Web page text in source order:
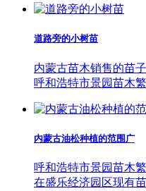
道路旁的小树苗
内蒙古苗木销售的苗
呼和浩特市景园苗木
内蒙古油松种植的范围广
呼和浩特市景园苗木
在盛乐经济园区现有